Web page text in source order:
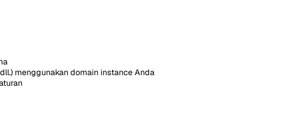
menggunakan domain instance Anda